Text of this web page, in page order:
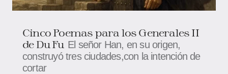
Cinco Poemas para los Generales II
de Du Fu El señor Han, en su origen,
construyó tres ciudades,con la intención de
cortar